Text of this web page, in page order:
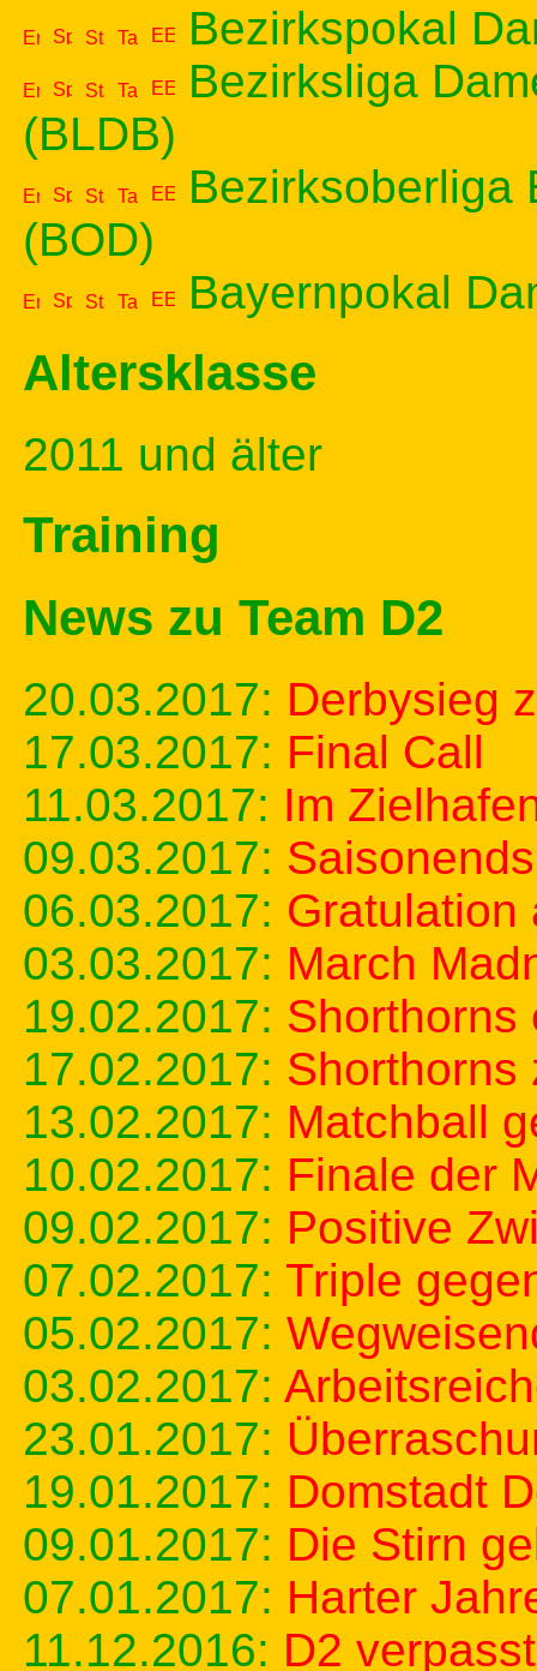
Bezirkspokal
Bezirksliga
(BLDB)
Bezirksoberliga
(BOD)
Bayernpokal
Altersklasse
2011 und älter
Training
News zu Team D2
20.03.2017: Derbysieg
17.03.2017: Final Call
11.03.2017: Im
09.03.2017:
06.03.2017: Gratulation
03.03.2017: March
19.02.2017: Shorthorns
17.02.2017: Shorthorns
13.02.2017: Matchball
10.02.2017: Finale der
09.02.2017: Positive
07.02.2017: Triple
05.02.2017:
03.02.2017:
23.01.2017:
19.01.2017: Domstadt
09.01.2017: Die Stirn
07.01.2017: Harter
11.12.2016: D2